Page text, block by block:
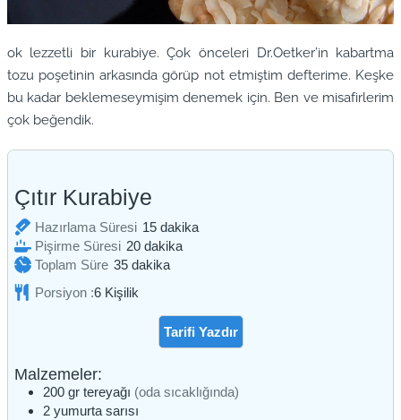
ok lezzetli bir kurabiye. Çok önceleri Dr.Oetker’in kabartma
tozu poşetinin arkasında görüp not etmiştim defterime. Keşke
bu kadar beklemeseymişim denemek için. Ben ve misafirlerim
çok beğendik.
Çıtır Kurabiye
Hazırlama Süresi 15dakika
dakika
Pişirme Süresi 20dakika
dakika
Toplam Süre 35dakika
dakika
Porsiyon :6 Kişilik
Tarifi Yazdır
Malzemeler:
200 gr tereyağı (oda sıcaklığında)
2 yumurta sarısı